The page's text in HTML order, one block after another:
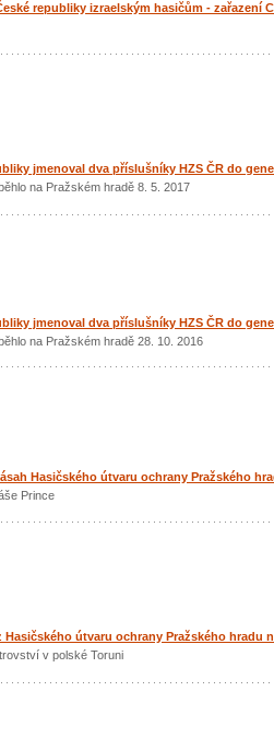
republiky izraelským hasičům - zařazení
jmenoval dva příslušníky HZS ČR do
na Pražském hradě 8. 5. 2017
jmenoval dva příslušníky HZS ČR do
na Pražském hradě 28. 10. 2016
Hasičského útvaru ochrany Pražského
Prince
Hasičského útvaru ochrany Pražského hradu
v polské Toruni